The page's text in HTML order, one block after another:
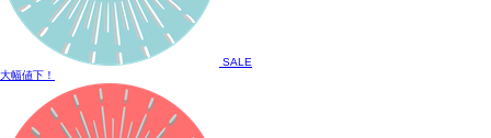
SALE
大幅値下！